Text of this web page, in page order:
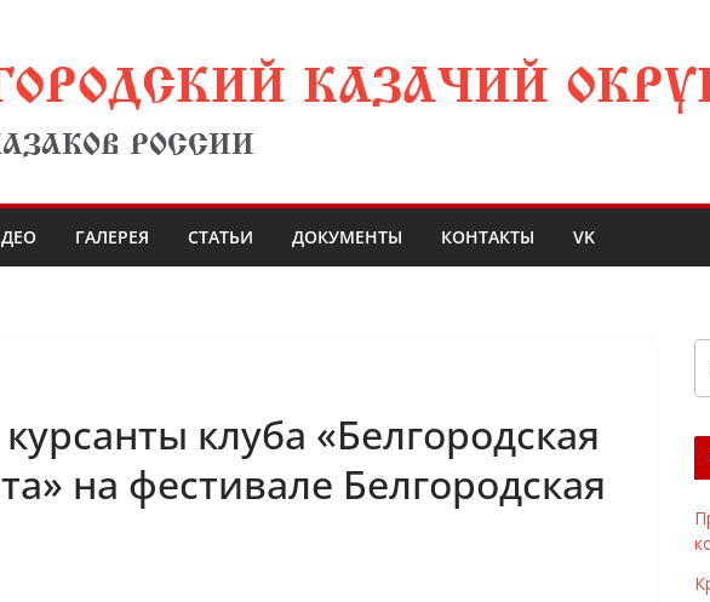
КАЗАЧИЙ
РОССИИ
ГАЛЕРЕЯ СТАТЬИ ДОКУМЕНТЫ КОНТАКТЫ VK
клуба «Белгородская
на фестивале Белгородская